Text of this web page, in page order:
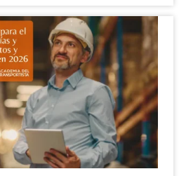
los
a la FP de
Logística.
deTransporte y